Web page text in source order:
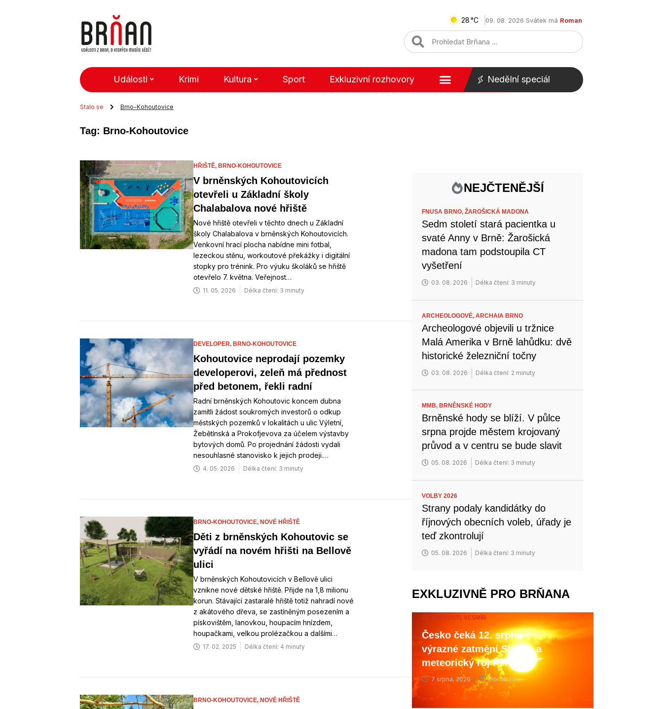
28 09. 08. 2026 Svátek má Roman
Události Krimi Kultura Sport Exkluzivní rozhovory Nedělní speciál
Stalo se Brno-Kohoutovice
Tag: Brno-Kohoutovice
HŘIŠTĚ, BRNO-KOHOUTOVICE
V brněnských Kohoutovicích
otevřeli u Základní školy
Chalabalova nové hřiště
Nové hřiště otevřeli v těchto dnech u Základní
školy Chalabalova v brněnských Kohoutovicích.
Venkovní hrací plocha nabídne mini fotbal,
lezeckou stěnu, workoutové překážky i digitální
stopky pro trénink. Pro výuku školáků se hřiště
otevřelo 7. května. Veřejnost…
11. 05. 2026 Délka čtení: 3 minuty
DEVELOPER, BRNO-KOHOUTOVICE
Kohoutovice neprodají pozemky
developerovi, zeleň má přednost
před betonem, řekli radní
Radní brněnských Kohoutovic koncem dubna
zamítli žádost soukromých investorů o odkup
městských pozemků v lokalitách u ulic Výletní,
Žebětínská a Prokofjevova za účelem výstavby
bytových domů. Po projednání žádosti vydali
nesouhlasné stanovisko k jejich prodeji.…
4. 05. 2026 Délka čtení: 3 minuty
BRNO-KOHOUTOVICE, NOVÉ HŘIŠTĚ
Děti z brněnských Kohoutovic se
vyřádí na novém hřišti na Bellově
ulici
V brněnských Kohoutovicích v Bellově ulici
vznikne nové dětské hřiště. Přijde na 1,8 milionu
korun. Stávající zastaralé hřiště totiž nahradí nové
z akátového dřeva, se zastíněným posezením a
pískovištěm, lanovkou, houpacím hnízdem,
houpačkami, velkou prolézačkou a dalšími…
17. 02. 2025 Délka čtení: 4 minuty
BRNO-KOHOUTOVICE, NOVÉ HŘIŠTĚ
NEJČTENĚJŠÍ
FNUSA BRNO,ŽAROŠICKÁ MADONA
Sedm století stará pacientka u
svaté Anny v Brně: Žarošická
madona tam podstoupila CT
vyšetření
03. 08. 2026 Délka čtení: 3 minuty
ARCHEOLOGOVÉ,ARCHAIA BRNO
Archeologové objevili u tržnice
Malá Amerika v Brně lahůdku: dvě
historické železniční točny
03. 08. 2026 Délka čtení: 2 minuty
MMB, BRNĚNSKÉ HODY
Brněnské hody se blíží. V půlce
srpna projde městem krojovaný
průvod a v centru se bude slavit
05. 08. 2026 Délka čtení: 3 minuty
VOLBY 2026
Strany podaly kandidátky do
říjnových obecních voleb, úřady je
teď zkontrolují
05. 08. 2026 Délka čtení: 3 minuty
EXKLUZIVNĚ PRO BRŇANA
ZAJÍMAVOSTI,VESMÍR
Česko čeká 12. srpna
výrazné zatmění Slunce a
meteorický roj Perseid
7 srpna, 2026 Líbí se (0 )